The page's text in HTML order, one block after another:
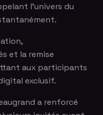
l'univers du
et la remise
aux participants
exclusif.
a renforcé